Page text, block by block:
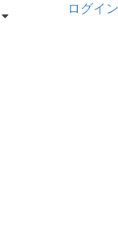
ログイン